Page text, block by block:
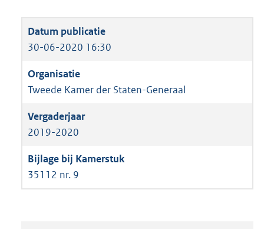
30-06-2020 16:30
Tweede Kamer der Staten-Generaal
2019-2020
35112 nr. 9